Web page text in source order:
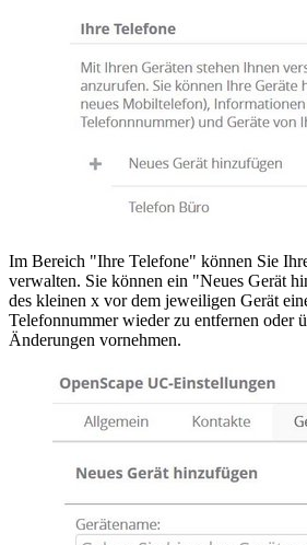
Im Bereich "Ihre Telefone" können Sie
verwalten. Sie können ein "Neues Gerät
des kleinen x vor dem jeweiligen Gerät
Telefonnummer wieder zu entfernen oder
Änderungen vornehmen.